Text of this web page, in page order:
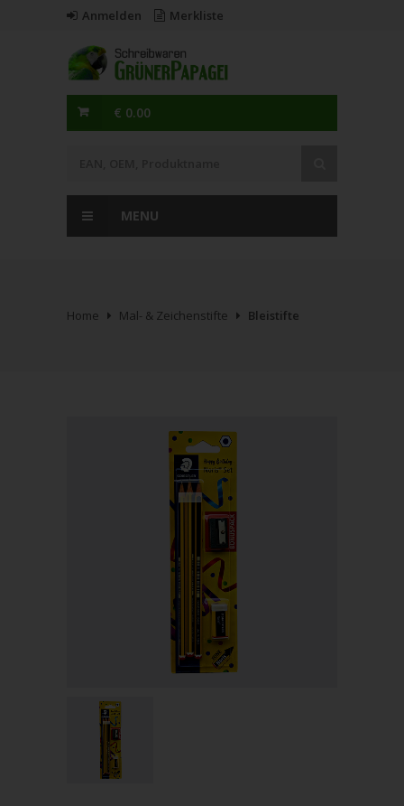
Anmelden Merkliste
€ 0.00
MENU
Home Mal- & Zeichenstifte Bleistifte